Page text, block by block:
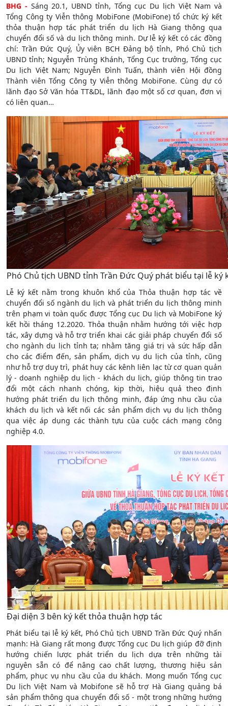
BHG -Sáng 20.1, UBND tỉnh, Tổng cục Du lịch Việt Nam và
Tổng Công ty Viễn thông MobiFone (MobiFone) tổ chức ký kết
thỏa thuận hợp tác phát triển du lịch Hà Giang thông qua
chuyển đổi số và du lịch thông minh. Dự lễ ký kết có các đồng
chí: Trần Đức Quý, Ủy viên BCH Đảng bộ tỉnh, Phó Chủ tịch
UBND tỉnh; Nguyễn Trùng Khánh, Tổng Cục trưởng, Tổng cục
Du lịch Việt Nam; Nguyễn Đình Tuấn, thành viên Hội đồng
Thành viên Tổng Công ty Viễn thông MobiFone. Cùng dự có
lãnh đạo Sở Văn hóa TT&DL, lãnh đạo một số cơ quan, đơn vị
có liên quan…
Phó Chủ tịch UBND tỉnh Trần Đức Quý phát biểu tại lễ ký
Lễ ký kết nằm trong khuôn khổ của Thỏa thuận hợp tác về
chuyển đổi số ngành du lịch và phát triển du lịch thông minh
trên phạm vi toàn quốc được Tổng cục Du lịch và MobiFone ký
kết hồi tháng 12.2020. Thỏa thuận nhằm hướng tới việc hợp
tác, xây dựng và hỗ trợ triển khai các giải pháp chuyển đổi số
cho ngành du lịch tỉnh ta; nhằm tăng giá trị và sức hấp dẫn
cho các điểm đến, sản phẩm, dịch vụ du lịch của tỉnh, cũng
như hỗ trợ duy trì, phát huy các kênh liên lạc từ cơ quan quản
lý - doanh nghiệp du lịch - khách du lịch, giúp thông tin trao
đổi một cách nhanh chóng, kịp thời, hiệu quả theo định
hướng phát triển du lịch thông minh, đáp ứng nhu cầu của
khách du lịch và kết nối các sản phẩm dịch vụ du lịch thông
qua việc áp dụng các thành tựu của cuộc cách mạng công
nghiệp 4.0.
Đại diện 3 bên ký kết thỏa thuận hợp tác
Phát biểu tại lễ ký kết, Phó Chủ tịch UBND Trần Đức Quý nhấn
mạnh: Hà Giang rất mong được Tổng cục Du lịch giúp đỡ định
hướng chiến lược phát triển du lịch dựa trên những tài
nguyên sẵn có để nâng cao chất lượng, thương hiệu sản
phẩm, phục vụ nhu cầu của du khách. Mong muốn Tổng cục
Du lịch Việt Nam và Mobifone sẽ hỗ trợ Hà Giang quảng bá
sản phẩm thông qua chuyển đổi số - một trong những hướng